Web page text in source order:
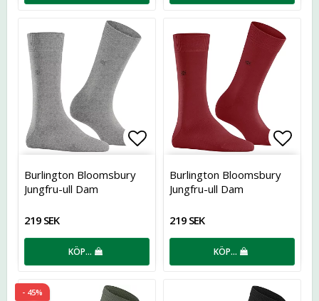
Lägg till i favoritlistan
Burlington Bloomsbury
Jungfru-ull Dam
219 SEK
KÖP…
Burlington Bloomsbury
Jungfru-ull Dam
219 SEK
KÖP…
- 45%